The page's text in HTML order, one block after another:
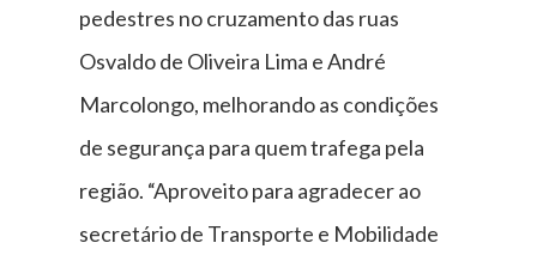
pedestres no cruzamento das ruas
Osvaldo de Oliveira Lima e André
Marcolongo, melhorando as condições
de segurança para quem trafega pela
região. “Aproveito para agradecer ao
secretário de Transporte e Mobilidade